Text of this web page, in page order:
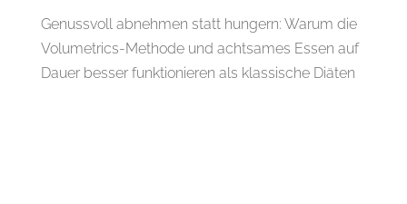
Genussvoll abnehmen statt hungern: Warum die
Volumetrics-Methode und achtsames Essen auf
Dauer besser funktionieren als klassische Diäten